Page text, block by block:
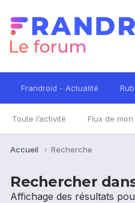
Frandroid - Actualité
Toute l’activité Flux de
Accueil Recherche
Rechercher
Affichage des résultats